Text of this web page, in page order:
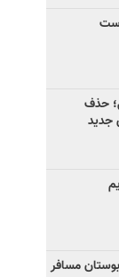
حذف
جدید
مسافر